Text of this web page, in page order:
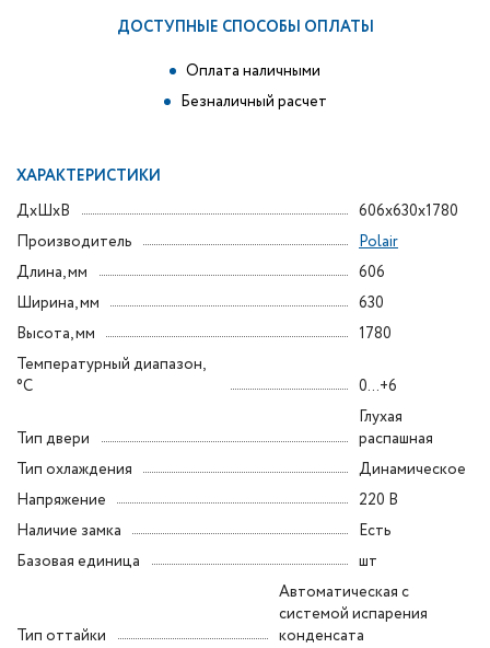
ДОСТУПНЫЕ СПОСОБЫ ОПЛАТЫ
Оплата наличными
Безналичный расчет
ХАРАКТЕРИСТИКИ
ДxШxВ
606x630x1780
Производитель
Polair
Длина, мм
606
Ширина, мм
630
Высота, мм
1780
Температурный диапазон,
°C
0...+6
Тип двери
Глухая
распашная
Тип охлаждения
Динамическое
Напряжение
220 В
Наличие замка
Есть
Базовая единица
шт
Тип оттайки
Автоматическая с
системой испарения
конденсата